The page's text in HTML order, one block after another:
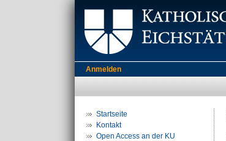
Anmelden
Startseite
Kontakt
Open Access an der KU